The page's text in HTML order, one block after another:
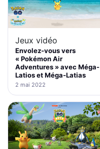
Jeux vidéo
Envolez-vous vers
« Pokémon Air
Adventures » avec Méga-
Latios et Méga-Latias
2 mai 2022